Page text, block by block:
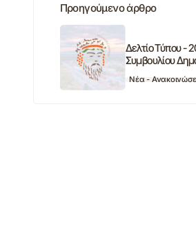
Προηγούμενο άρθρο
Δελτίο Τύπου -
Συμβουλίου
Νέα -